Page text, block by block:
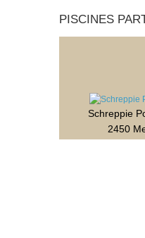
PISCINES
Schreppie
2450